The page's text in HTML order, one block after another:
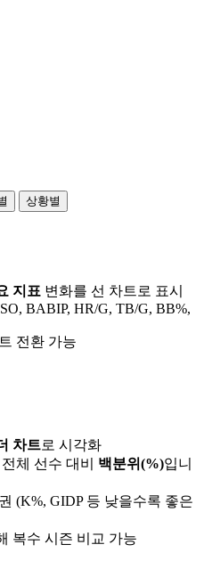
상황별
지표 변화를 선 차트로 표시
BABIP, HR/G, TB/G, BB%,
전환 가능
차트로 시각화
체 선수 대비 백분위(%)입니
(K%, GIDP 등 낮을수록 좋은
복수 시즌 비교 가능